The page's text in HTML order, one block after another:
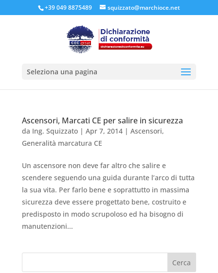
+39 049 8875489 squizzato@marchioce.net
Seleziona una pagina
Ascensori, Marcati CE per salire in sicurezza
da Ing. Squizzato| Apr 7, 2014| Ascensori,
Generalità marcatura CE
Un ascensore non deve far altro che salire e
scendere seguendo una guida durante l’arco di tutta
la sua vita. Per farlo bene e soprattutto in massima
sicurezza deve essere progettato bene, costruito e
predisposto in modo scrupoloso ed ha bisogno di
manutenzioni...